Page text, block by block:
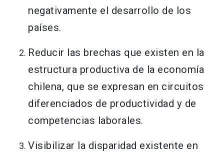
negativamente el desarrollo de los
países.
Reducir las brechas que existen en la
estructura productiva de la economía
chilena, que se expresan en circuitos
diferenciados de productividad y de
competencias laborales.
Visibilizar la disparidad existente en